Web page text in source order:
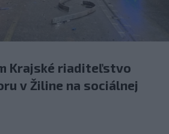
Krajské riaditeľstvo
v Žiline na sociálnej